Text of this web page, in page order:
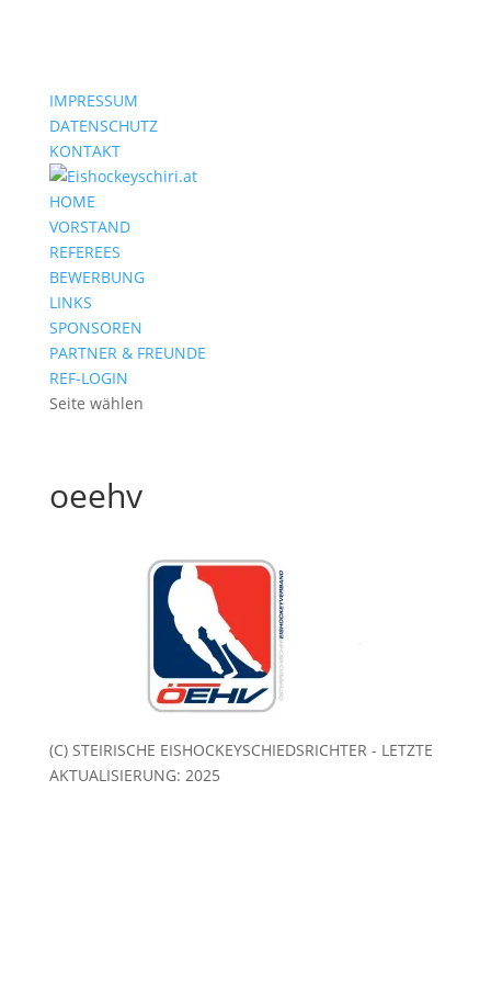
IMPRESSUM
DATENSCHUTZ
KONTAKT
HOME
VORSTAND
REFEREES
BEWERBUNG
LINKS
SPONSOREN
PARTNER & FREUNDE
REF-LOGIN
Seite wählen
oeehv
(C) STEIRISCHE EISHOCKEYSCHIEDSRICHTER - LETZTE
AKTUALISIERUNG: 2025